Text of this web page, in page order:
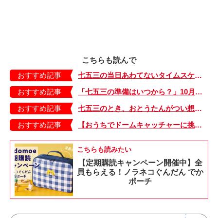
こちらも読んで
おすすめ記事
七五三の当日あわてないタイムスケジュールを公開！
おすすめ記事
「七五三の準備はいつから？」10月までにしておきたいリスト
おすすめ記事
七五三のとき、おとうたんがつい想像してしまったのは……【えちがわのりゆきの「センチメンタルおとうたん」・14】
おすすめ記事
【おうちでドームキャッチャーに挑戦だ】アンパンマン わくわくドームキャッチャー
こちらも読みたい
【定期購読キャンペーン開催中】全
員もらえる！ノラネコぐんだん でか
ポーチ